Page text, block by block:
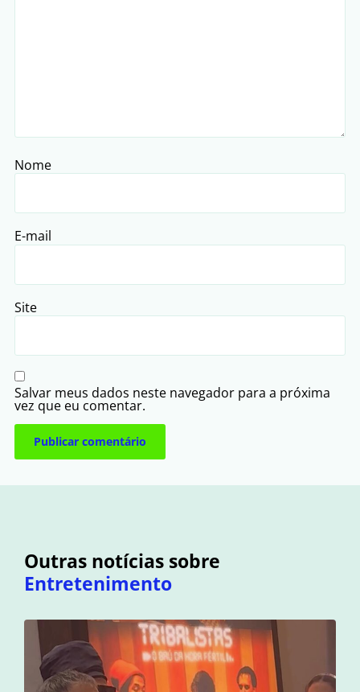
Nome
E-mail
Site
Salvar meus dados neste navegador para a próxima
vez que eu comentar.
Outras notícias sobre
Entretenimento